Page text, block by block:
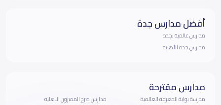
أفضل مدارس جدة
مدارس عالمية بجده
مدارس جدة الأهلية
مدارس مقترحة
مدرسة بوابة المعرفة العالمية
مدارس صرح المميزون الاهلية